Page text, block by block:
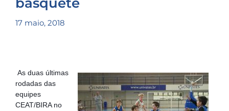
17 maio, 2018
As duas últimas
rodadas das
equipes
CEAT/BIRA no